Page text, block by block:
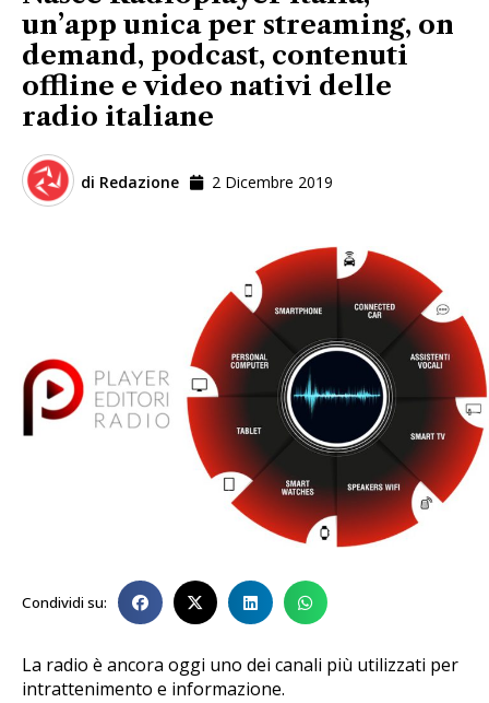
un’app unica per streaming, on
demand, podcast, contenuti
offline e video nativi delle
radio italiane
di Redazione 2 Dicembre 2019
Condividi su:
La radio è ancora oggi uno dei canali più utilizzati per
intrattenimento e informazione.